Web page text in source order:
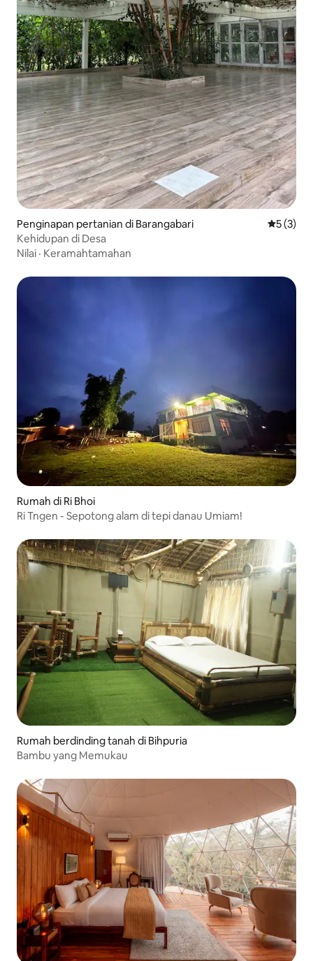
Penginapan pertanian di Barangabari Nilai
5 (3)
Kehidupan di Desa
Nilai · Keramahtamahan
Rumah di Ri Bhoi
Ri Tngen - Sepotong alam di tepi danau Umiam!
Rumah berdinding tanah di Bihpuria
Bambu yang Memukau